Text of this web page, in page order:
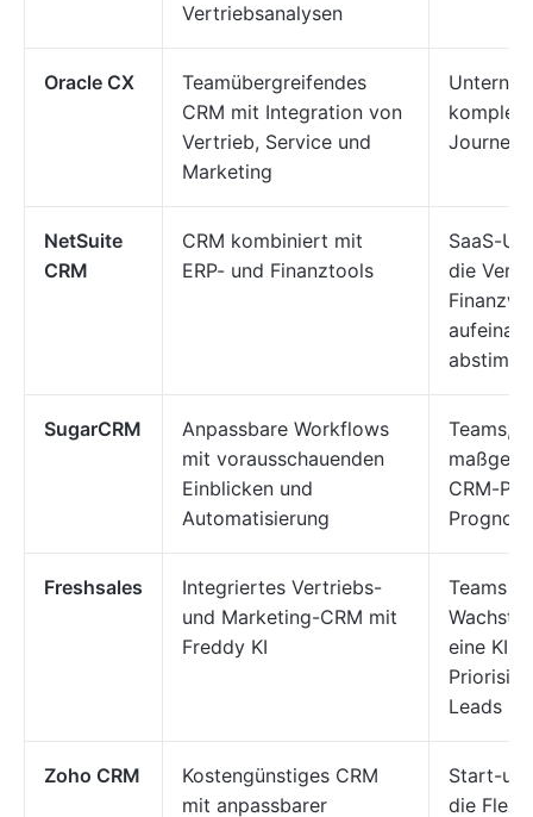
Vertriebsanalysen
Oracle CX
Teamübergreifendes
CRM mit Integration von
Vertrieb, Service und
Marketing
NetSuite
CRM
CRM kombiniert mit
ERP- und Finanztools
SaaS-
die
SugarCRM
Anpassbare Workflows
mit vorausschauenden
Einblicken und
Automatisierung
Teams,
CRM-
Freshsales
Integriertes Vertriebs-
und Marketing-CRM mit
Freddy KI
Teams
eine KI-
Leads
Zoho CRM
Kostengünstiges CRM
mit anpassbarer
Start-
die